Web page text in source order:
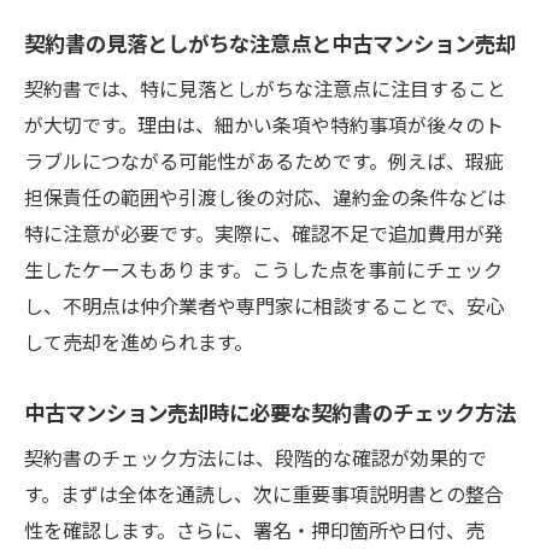
契約書の見落としがちな注意点と中古マンション売却
契約書では、特に見落としがちな注意点に注目すること
が大切です。理由は、細かい条項や特約事項が後々のト
ラブルにつながる可能性があるためです。例えば、瑕疵
担保責任の範囲や引渡し後の対応、違約金の条件などは
特に注意が必要です。実際に、確認不足で追加費用が発
生したケースもあります。こうした点を事前にチェック
し、不明点は仲介業者や専門家に相談することで、安心
して売却を進められます。
中古マンション売却時に必要な契約書のチェック方法
契約書のチェック方法には、段階的な確認が効果的で
す。まずは全体を通読し、次に重要事項説明書との整合
性を確認します。さらに、署名・押印箇所や日付、売